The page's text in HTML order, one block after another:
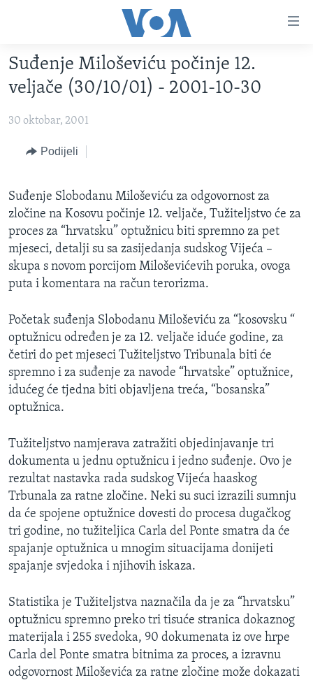
glavni
sadržaj
na
navigaciju
na
pretragu
TV PROGRAM
VIDEO
FOTOGRAFIJE DANA
VIJESTI
BOSNA I HERCEGOVINA
SPECIJALNI PROJEKTI
KORUPCIJA
SLOBODA MEDIJA
ŽENSKA STRANA
MAGAZIN
O GLASU AMERIKE
Learning English
Jezici
Suđenje Miloševiću počinje 12.
veljače (30/10/01) - 2001-10-30
30 oktobar, 2001
Podijeli
Suđenje Slobodanu Miloševiću za odgovornost za
zločine na Kosovu počinje 12. veljače, Tužiteljstvo će za
proces za “hrvatsku” optužnicu biti spremno za pet
mjeseci, detalji su sa zasijedanja sudskog Vijeća –
skupa s novom porcijom Miloševićevih poruka, ovoga
puta i komentara na račun terorizma.
Početak suđenja Slobodanu Miloševiću za “kosovsku “
optužnicu određen je za 12. veljače iduće godine, za
četiri do pet mjeseci Tužiteljstvo Tribunala biti će
spremno i za suđenje za navode “hrvatske” optužnice,
idućeg će tjedna biti objavljena treća, “bosanska”
optužnica.
Tužiteljstvo namjerava zatražiti objedinjavanje tri
dokumenta u jednu optužnicu i jedno suđenje. Ovo je
rezultat nastavka rada sudskog Vijeća haaskog
Trbunala za ratne zločine. Neki su suci izrazili sumnju
da će spojene optužnice dovesti do procesa dugačkog
tri godine, no tužiteljica Carla del Ponte smatra da će
spajanje optužnica u mnogim situacijama donijeti
spajanje svjedoka i njihovih iskaza.
Statistika je Tužiteljstva naznačila da je za “hrvatsku”
optužnicu spremno preko tri tisuće stranica dokaznog
materijala i 255 svedoka, 90 dokumenata iz ove hrpe
Carla del Ponte smatra bitnima za proces, a izravnu
odgovornost Miloševića za ratne zločine može dokazati